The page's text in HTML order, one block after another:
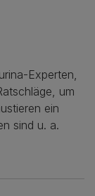
Experten,
um
ein
sind u. a.